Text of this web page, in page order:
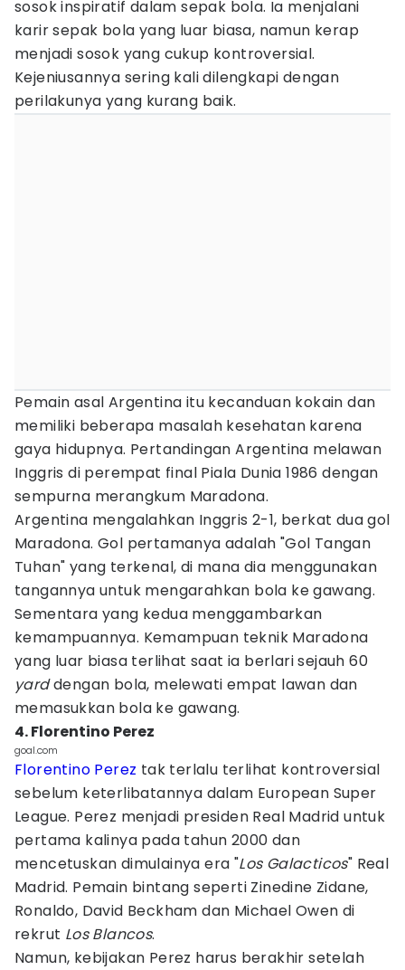
sosok inspiratif dalam sepak bola. Ia menjalani
karir sepak bola yang luar biasa, namun kerap
menjadi sosok yang cukup kontroversial.
Kejeniusannya sering kali dilengkapi dengan
perilakunya yang kurang baik.
Pemain asal Argentina itu kecanduan kokain dan
memiliki beberapa masalah kesehatan karena
gaya hidupnya. Pertandingan Argentina melawan
Inggris di perempat final Piala Dunia 1986 dengan
sempurna merangkum Maradona.
Argentina mengalahkan Inggris 2-1, berkat dua gol
Maradona. Gol pertamanya adalah "Gol Tangan
Tuhan" yang terkenal, di mana dia menggunakan
tangannya untuk mengarahkan bola ke gawang.
Sementara yang kedua menggambarkan
kemampuannya. Kemampuan teknik Maradona
yang luar biasa terlihat saat ia berlari sejauh 60
yarddengan bola, melewati empat lawan dan
memasukkan bola ke gawang.
4. Florentino Perez
goal.com
Florentino Perez tak terlalu terlihat kontroversial
sebelum keterlibatannya dalam European Super
League. Perez menjadi presiden Real Madrid untuk
pertama kalinya pada tahun 2000 dan
mencetuskan dimulainya era "Los Galacticos" Real
Madrid. Pemain bintang seperti Zinedine Zidane,
Ronaldo, David Beckham dan Michael Owen di
rekrut Los Blancos.
Namun, kebijakan Perez harus berakhir setelah